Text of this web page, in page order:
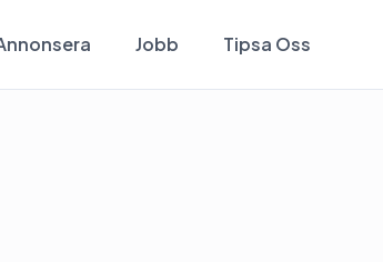
Jobb Tipsa Oss